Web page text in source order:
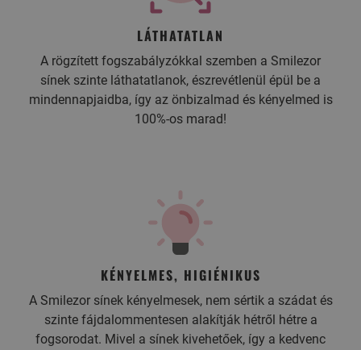
LÁTHATATLAN
A rögzített fogszabályzókkal szemben a Smilezor
sínek szinte láthatatlanok, észrevétlenül épül be a
mindennapjaidba, így az önbizalmad és kényelmed is
100%-os marad!
KÉNYELMES, HIGIÉNIKUS
A Smilezor sínek kényelmesek, nem sértik a szádat és
szinte fájdalommentesen alakítják hétről hétre a
fogsorodat. Mivel a sínek kivehetőek, így a kedvenc